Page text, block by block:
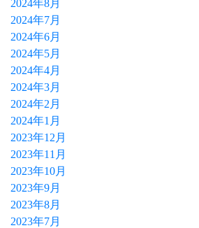
2024年8月
2024年7月
2024年6月
2024年5月
2024年4月
2024年3月
2024年2月
2024年1月
2023年12月
2023年11月
2023年10月
2023年9月
2023年8月
2023年7月